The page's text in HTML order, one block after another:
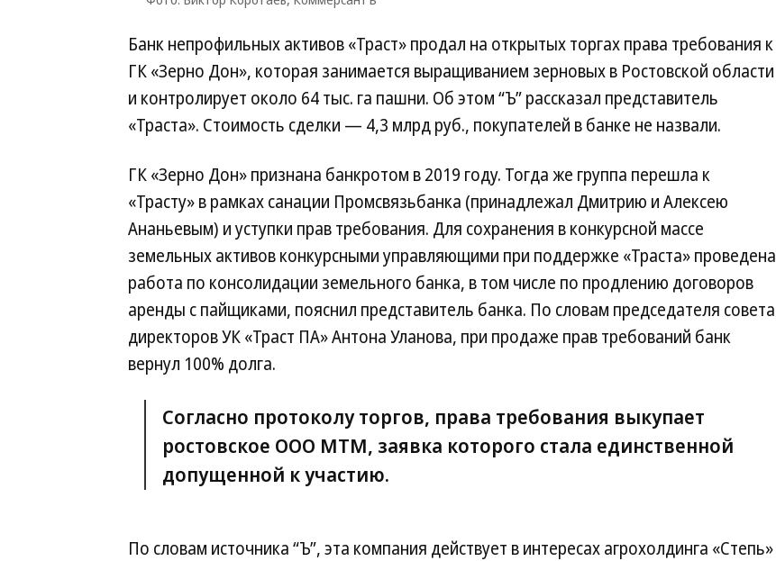
Банк непрофильных активов «Траст» продал на открытых торгах права требования к
ГК «Зерно Дон», которая занимается выращиванием зерновых в Ростовской области
и контролирует около 64 тыс. га пашни. Об этом “Ъ” рассказал представитель
«Траста». Стоимость сделки — 4,3 млрд руб., покупателей в банке не назвали.
ГК «Зерно Дон» признана банкротом в 2019 году. Тогда же группа перешла к
«Трасту» в рамках санации Промсвязьбанка (принадлежал Дмитрию и Алексею
Ананьевым) и уступки прав требования. Для сохранения в конкурсной массе
земельных активов конкурсными управляющими при поддержке «Траста» проведена
работа по консолидации земельного банка, в том числе по продлению договоров
аренды с пайщиками, пояснил представитель банка. По словам председателя совета
директоров УК «Траст ПА» Антона Уланова, при продаже прав требований банк
вернул 100% долга.
Согласно протоколу торгов, права требования выкупает
ростовское ООО МТМ, заявка которого стала единственной
допущенной к участию.
По словам источника “Ъ”, эта компания действует в интересах агрохолдинга «Степь»